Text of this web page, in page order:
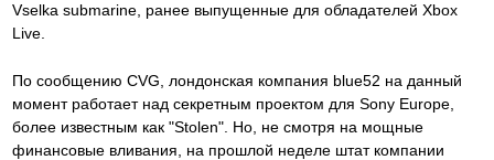
Vselka submarine, ранее выпущенные для обладателей Xbox
Live.
По сообщению CVG, лондонская компания blue52 на данный
момент работает над секретным проектом для Sony Europe,
более известным как "Stolen". Но, не смотря на мощные
финансовые вливания, на прошлой неделе штат компании